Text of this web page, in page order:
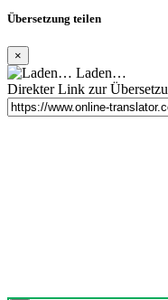
Übersetzung teilen
×
Laden…
Direkter Link zur